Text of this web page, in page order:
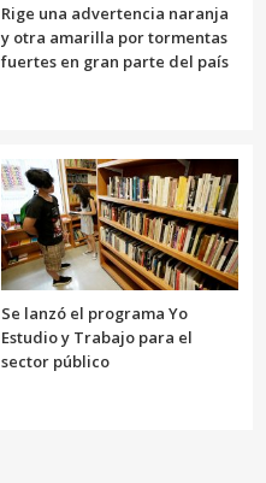
Rige una advertencia naranja
y otra amarilla por tormentas
fuertes en gran parte del país
Se lanzó el programa Yo
Estudio y Trabajo para el
sector público